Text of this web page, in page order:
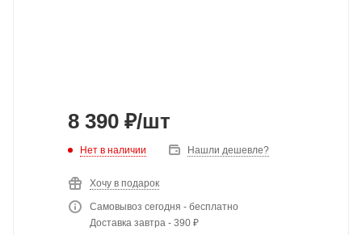
8 390 ₽/шт
Нет в наличии Нашли дешевле?
Хочу в подарок
Самовывоз сегодня - бесплатно
Доставка завтра - 390 ₽